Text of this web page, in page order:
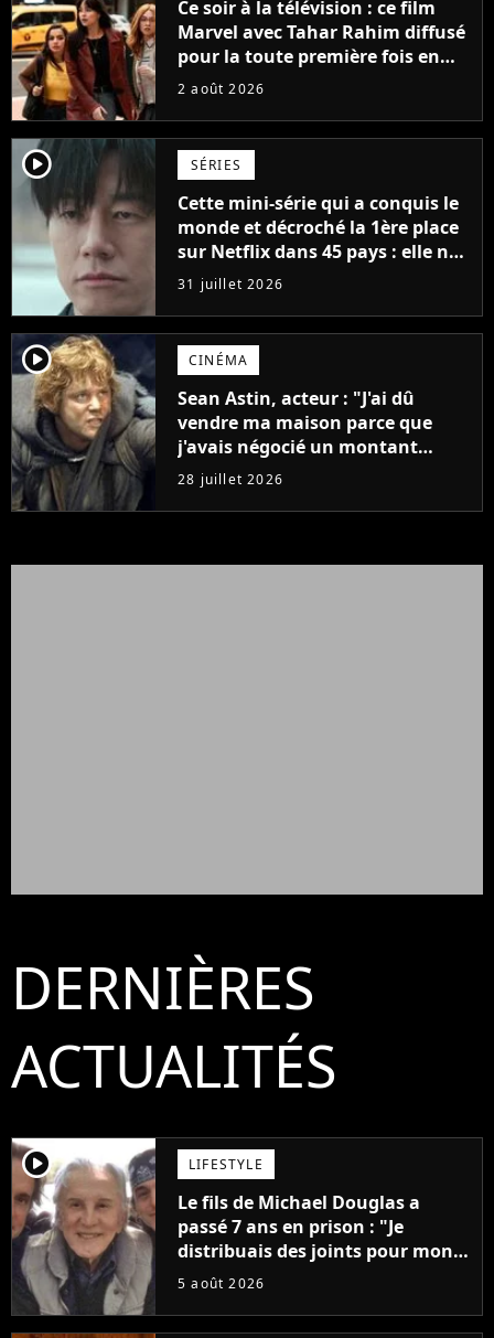
Ce soir à la télévision : ce film
Marvel avec Tahar Rahim diffusé
pour la toute première fois en
France
2 août 2026
player2 SÉRIES
Cette mini-série qui a conquis le
monde et décroché la 1ère place
sur Netflix dans 45 pays : elle ne
compte que 10 épisodes et c'est
un phénomène mondial
31 juillet 2026
player2 CINÉMA
Sean Astin, acteur : "J'ai dû
vendre ma maison parce que
j'avais négocié un montant
beaucoup trop bas pour Le
Seigneur des anneaux"
28 juillet 2026
DERNIÈRES
ACTUALITÉS
player2 LIFESTYLE
Le fils de Michael Douglas a
passé 7 ans en prison : "Je
distribuais des joints pour mon
père"
5 août 2026